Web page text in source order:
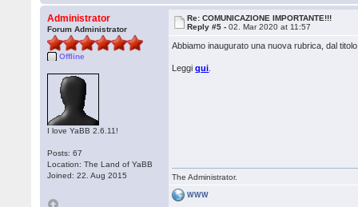
Administrator
Forum Administrator
Offline
I love YaBB 2.6.11!
Posts: 67
Location: The Land of YaBB
Joined: 22. Aug 2015
Re: COMUNICAZIONE IMPORTANTE!!!
Reply #5 -02. Mar 2020 at 11:57
Abbiamo inaugurato una nuova rubrica, dal
Leggiqui
The Administrator.
WWW